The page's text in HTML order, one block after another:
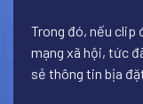
Trong đó, nếu clip
mạng xã hội, tức
sẻ thông tin bịa